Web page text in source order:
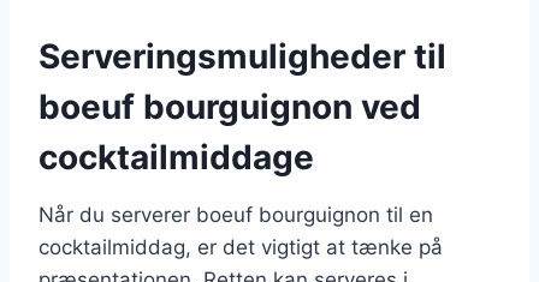
Serveringsmuligheder til
boeuf bourguignon ved
cocktailmiddage
Når du serverer boeuf bourguignon til en
cocktailmiddag, er det vigtigt at tænke på